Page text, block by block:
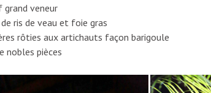
veneur
ris de veau et foie gras
rôties aux artichauts façon barigoule
nobles pièces